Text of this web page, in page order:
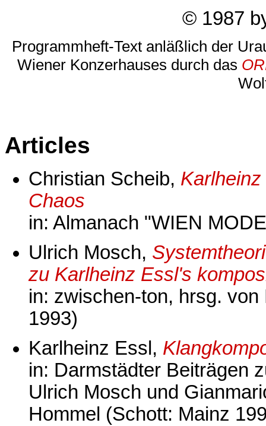
© 1987
Programmheft-Text anläßlich der
Wiener Konzerhauses durch das
Articles
Christian Scheib,
Chaos
in: Almanach "WIEN
Ulrich Mosch,
zu Karlheinz Essl's
in: zwischen-ton, hrsg.
1993)
Karlheinz Essl,
in: Darmstädter Beiträgen
Ulrich Mosch und
Hommel (Schott: Mainz